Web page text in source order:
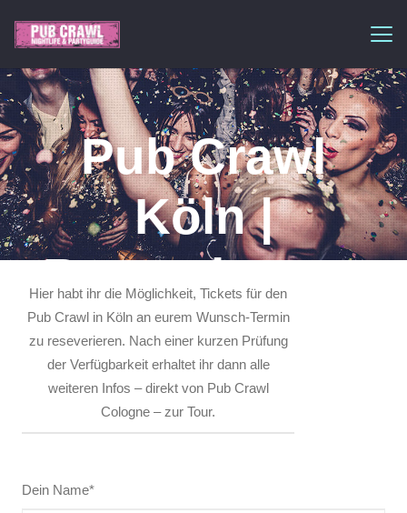
Pub Crawl
Köln |
Reservierung
Hier habt ihr die Möglichkeit, Tickets für den
Pub Crawl in Köln an eurem Wunsch-Termin
zu reseverieren. Nach einer kurzen Prüfung
der Verfügbarkeit erhaltet ihr dann alle
weiteren Infos – direkt von Pub Crawl
Cologne – zur Tour.
Dein Name*